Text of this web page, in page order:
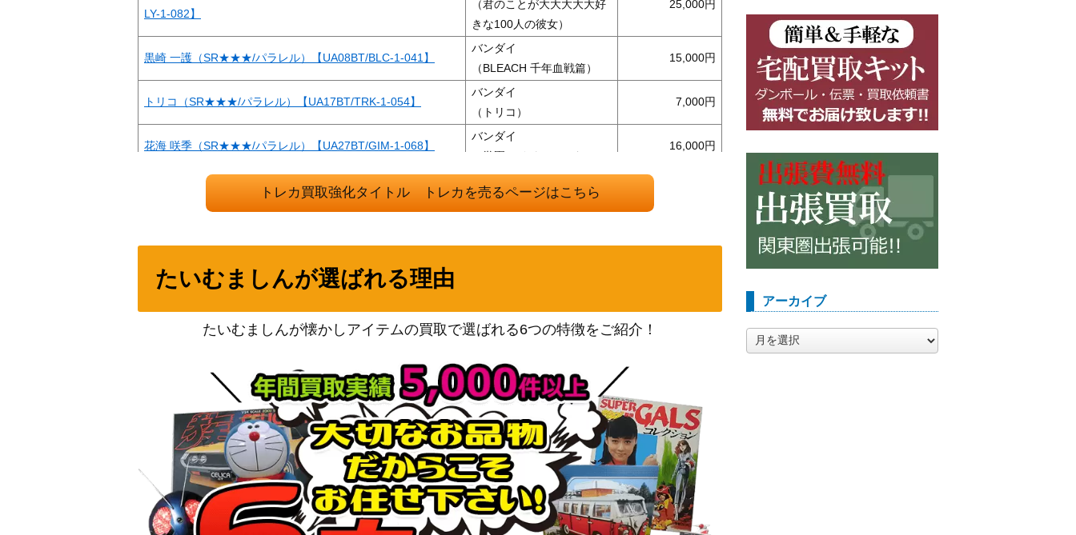
LY-1-082】
（君のことが大大大大大好
きな100人の彼女）
25,000
黒崎 一護（SR★★★/パラレル）【UA08BT/BLC-1-041】
バンダイ
（BLEACH 千年血戦篇）
15,000
トリコ（SR★★★/パラレル）【UA17BT/TRK-1-054】
バンダイ
（トリコ）
7,000
花海 咲季（SR★★★/パラレル）【UA27BT/GIM-1-068】
バンダイ
（学園アイドルマスター）
16,000
クーリア/ノノア（SR★★/パラレル）【UA33BT/NGR-1-02
（2.5次元の誘惑）
78】
（HUNTER×HUNTER）
坂田 銀時（SR★★★/パラレル）【UA11BT/GNT-1-089】
アルフェン（SR★★★/パラレル）【UA06BT/TOA-1-070】
バンダイ
（Tales of ARISE）
（進撃の巨人）
アーミヤ（SR★★★ /パラレル）【UA30BT/ARK-1-042】
バンダイ
（アークナイツ）
20,000
リムル（SR★★★/パラレル）【UA07BT/TSK-1-091】
バンダイ
（転生したらスライムだっ
た件）
25,000
ロボコ（SR★★★/パラレル）【UA09BT/BTR-1-023】
バンダイ
（僕とロボコ）
5,000
トレカ買取強化タイトル トレカを売るページはこちら
たいむましんが選ばれる理由
たいむましんが懐かしアイテムの買取で選ばれる6つの特徴をご紹介！
アーカイブ
ー